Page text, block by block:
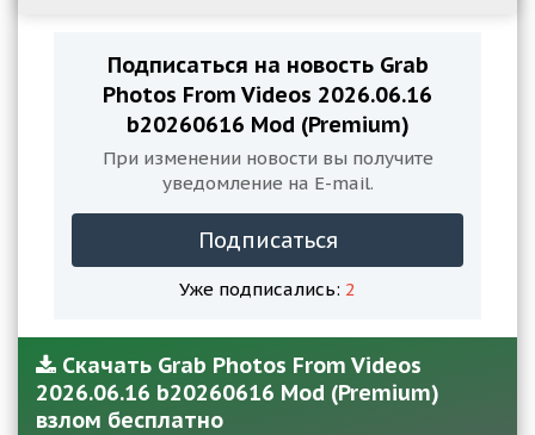
Подписаться на новость Grab
Photos From Videos 2026.06.16
b20260616 Mod (Premium)
При изменении новости вы получите
уведомление на E-mail.
Подписаться
Уже подписались: 2
Скачать Grab Photos From Videos
2026.06.16 b20260616 Mod (Premium)
взлом бесплатно